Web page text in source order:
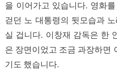
을 이어가고 있습니다. 영화
걷던 노 대통령의 뒷모습과
실 겁니다. 이창재 감독은 한
은 장면이었고 조금 과장하면
기도 했습니다.